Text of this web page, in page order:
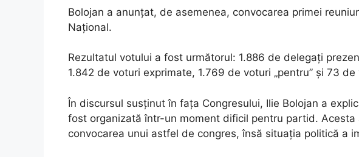
Bolojan a anunțat, de asemenea, convocarea primei
Național.
Rezultatul votului a fost următorul: 1.886 de delegați
1.842 de voturi exprimate, 1.769 de voturi „pentru” și 73
În discursul susținut în fața Congresului, Ilie Bolojan a
fost organizată într-un moment dificil pentru partid.
convocarea unui astfel de congres, însă situația politică a